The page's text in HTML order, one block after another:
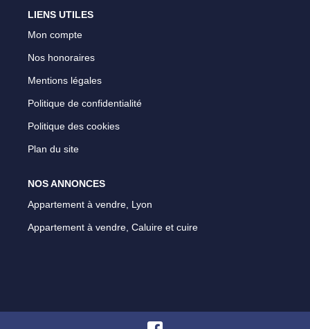
LIENS UTILES
Mon compte
Nos honoraires
Mentions légales
Politique de confidentialité
Politique des cookies
Plan du site
NOS ANNONCES
Appartement à vendre, Lyon
Appartement à vendre, Caluire et cuire